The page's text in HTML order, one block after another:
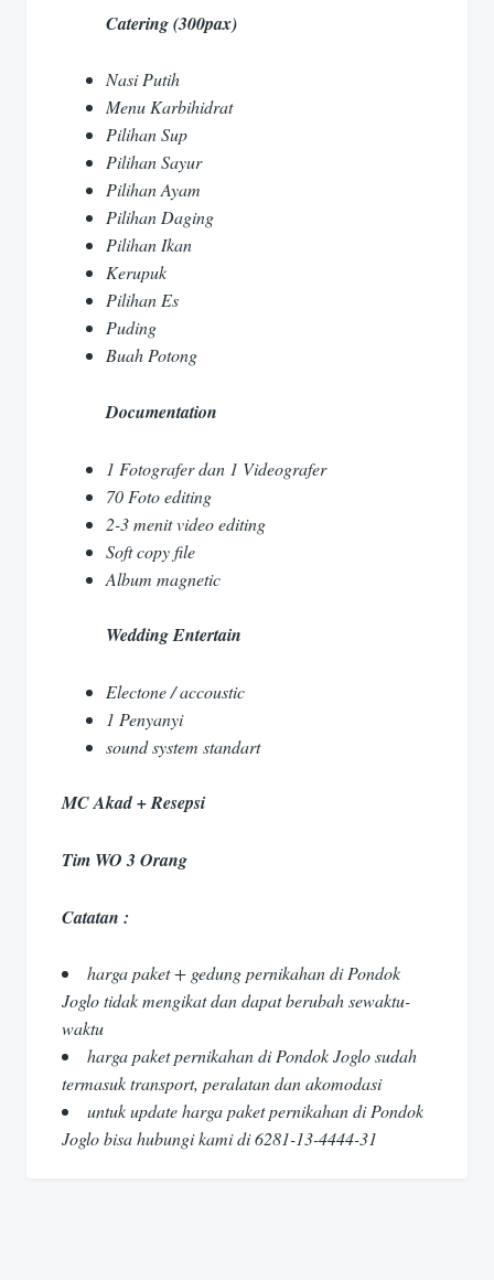
Catering (300pax)
Nasi Putih
Menu Karbihidrat
Pilihan Sup
Pilihan Sayur
Pilihan Ayam
Pilihan Daging
Pilihan Ikan
Kerupuk
Pilihan Es
Puding
Buah Potong
Documentation
1 Fotografer dan 1 Videografer
70 Foto editing
2-3 menit video editing
Soft copy file
Album magnetic
Wedding Entertain
Electone / accoustic
1 Penyanyi
sound system standart
MC Akad + Resepsi
Tim WO 3 Orang
Catatan :
harga paket + gedung pernikahan di Pondok
Joglo tidak mengikat dan dapat berubah sewaktu-
waktu
harga paket pernikahan di Pondok Joglo sudah
termasuk transport, peralatan dan akomodasi
untuk update harga paket pernikahan di Pondok
Joglo bisa hubungi kami di 6281-13-4444-31